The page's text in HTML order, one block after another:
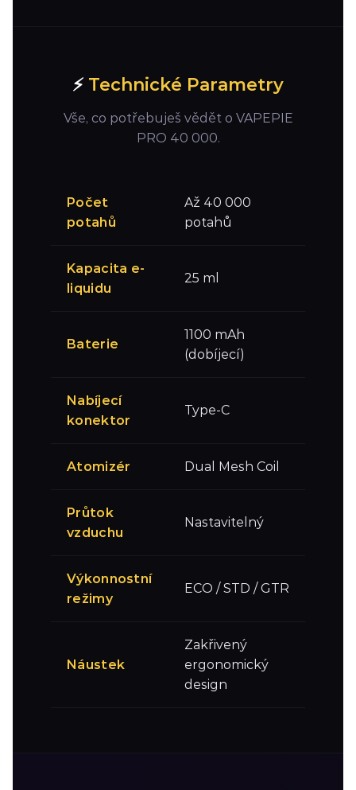
⚡ Technické Parametry
Vše, co potřebuješ vědět o VAPEPIE
PRO 40 000.
Počet
potahů
Až 40 000
potahů
Kapacita e-
liquidu
25 ml
Baterie
1100 mAh
(dobíjecí)
Nabíjecí
konektor
Type-C
Atomizér Dual Mesh Coil
Průtok
vzduchu
Nastavitelný
Výkonnostní
režimy
ECO / STD / GTR
Náustek
Zakřivený
ergonomický
design